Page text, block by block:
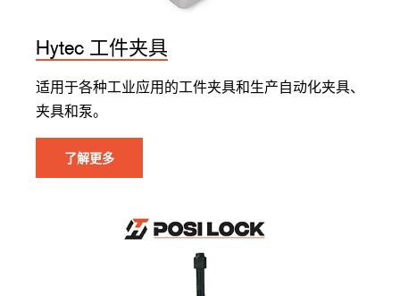
Hytec 工件夹具
适用于各种工业应用的工件夹具和生产自动化夹具、
夹具和泵。
了解更多